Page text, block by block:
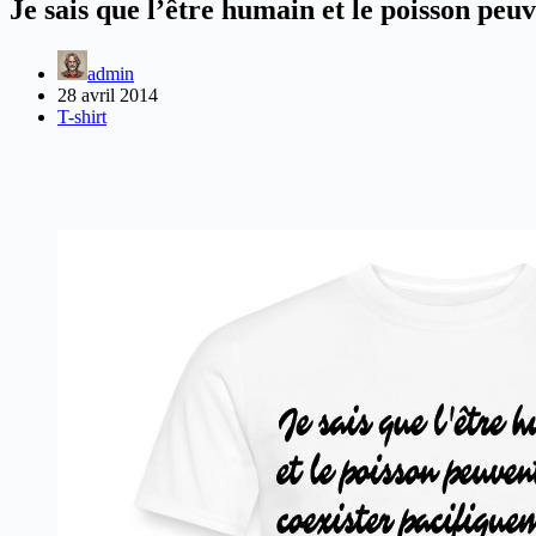
Je sais que l’être humain et le poisson
admin
28 avril 2014
T-shirt